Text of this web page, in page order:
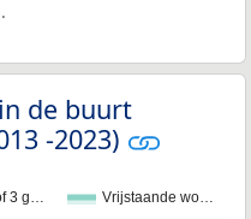
de buurt
-2023)
3 g… Vrijstaande wo…